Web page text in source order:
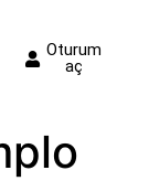
Oturum
aç